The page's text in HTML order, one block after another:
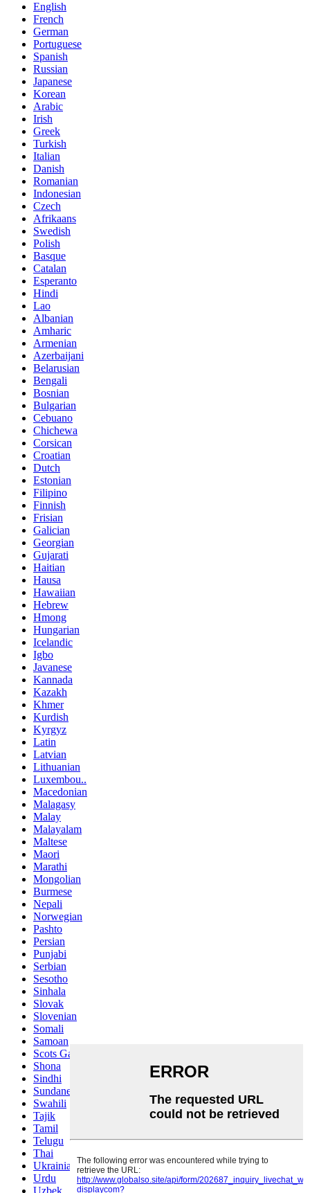
English
French
German
Portuguese
Spanish
Russian
Japanese
Korean
Arabic
Irish
Greek
Turkish
Italian
Danish
Romanian
Indonesian
Czech
Afrikaans
Swedish
Polish
Basque
Catalan
Esperanto
Hindi
Lao
Albanian
Amharic
Armenian
Azerbaijani
Belarusian
Bengali
Bosnian
Bulgarian
Cebuano
Chichewa
Corsican
Croatian
Dutch
Estonian
Filipino
Finnish
Frisian
Galician
Georgian
Gujarati
Haitian
Hausa
Hawaiian
Hebrew
Hmong
Hungarian
Icelandic
Igbo
Javanese
Kannada
Kazakh
Khmer
Kurdish
Kyrgyz
Latin
Latvian
Lithuanian
Luxembou..
Macedonian
Malagasy
Malay
Malayalam
Maltese
Maori
Marathi
Mongolian
Burmese
Nepali
Norwegian
Pashto
Persian
Punjabi
Serbian
Sesotho
Sinhala
Slovak
Slovenian
Somali
Samoan
Scots Gaelic
Shona
Sindhi
Sundanese
Swahili
Tajik
Tamil
Telugu
Thai
Ukrainian
Urdu